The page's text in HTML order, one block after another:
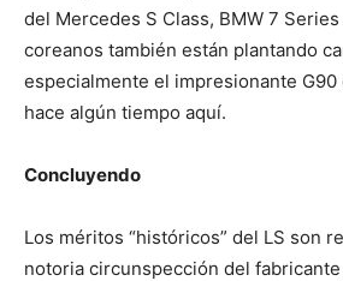
del Mercedes S Class, BMW 7
coreanos también están plantando
especialmente el impresionante G90
hace algún tiempo aquí.
Concluyendo
Los méritos “históricos” del LS son
notoria circunspección del